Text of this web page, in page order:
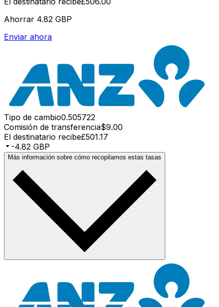
Ahorrar 4.82 GBP
Enviar ahora
Tipo de cambio0.505722
Comisión de transferencia$9.00
El destinatario recibe£501.17
-4.82 GBP
Más información sobre cómo recopilamos estas tasas